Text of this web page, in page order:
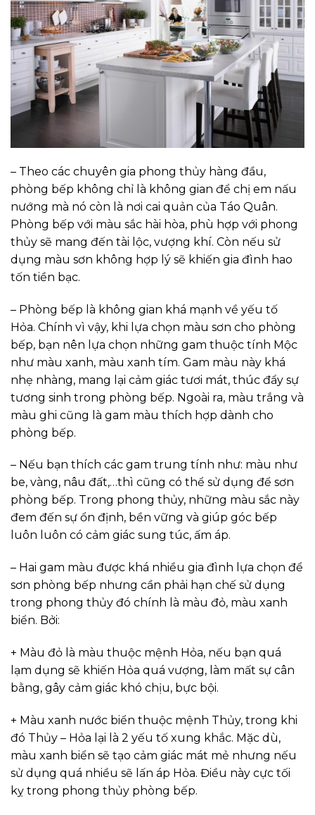
– Theo các chuyên gia phong thủy hàng đầu,
phòng bếp không chỉ là không gian để chị em nấu
nướng mà nó còn là nơi cai quản của Táo Quân.
Phòng bếp với màu sắc hài hòa, phù hợp với phong
thủy sẽ mang đến tài lộc, vượng khí. Còn nếu sử
dụng màu sơn không hợp lý sẽ khiến gia đình hao
tốn tiền bạc.
– Phòng bếp là không gian khá mạnh về yếu tố
Hỏa. Chính vì vậy, khi lựa chọn màu sơn cho phòng
bếp, bạn nên lựa chọn những gam thuộc tính Mộc
như màu xanh, màu xanh tím. Gam màu này khá
nhẹ nhàng, mang lại cảm giác tươi mát, thúc đẩy sự
tương sinh trong phòng bếp. Ngoài ra, màu trắng và
màu ghi cũng là gam màu thích hợp dành cho
phòng bếp.
– Nếu bạn thích các gam trung tính như: màu như
be, vàng, nâu đất,…thì cũng có thể sử dụng để sơn
phòng bếp. Trong phong thủy, những màu sắc này
đem đến sự ổn định, bền vững và giúp góc bếp
luôn luôn có cảm giác sung túc, ấm áp.
– Hai gam màu được khá nhiều gia đình lựa chọn để
sơn phòng bếp nhưng cần phải hạn chế sử dụng
trong phong thủy đó chính là màu đỏ, màu xanh
biển. Bởi:
+ Màu đỏ là màu thuộc mệnh Hỏa, nếu bạn quá
lạm dụng sẽ khiến Hỏa quá vượng, làm mất sự cân
bằng, gây cảm giác khó chịu, bực bội.
+ Màu xanh nước biển thuộc mệnh Thủy, trong khi
đó Thủy – Hỏa lại là 2 yếu tố xung khắc. Mặc dù,
màu xanh biển sẽ tạo cảm giác mát mẻ nhưng nếu
sử dụng quá nhiều sẽ lấn áp Hỏa. Điều này cực tối
kỵ trong phong thủy phòng bếp.